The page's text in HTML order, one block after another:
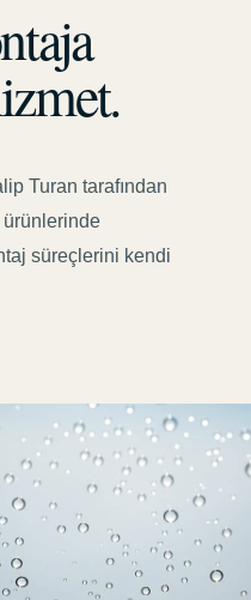
Turan tarafından
ürünlerinde
süreçlerini kendi